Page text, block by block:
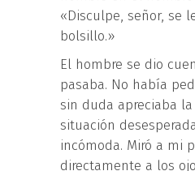
«Disculpe, señor, se
bolsillo.»
El hombre se dio
pasaba. No había
sin duda apreciaba
situación
incómoda. Miró a mi
directamente a los